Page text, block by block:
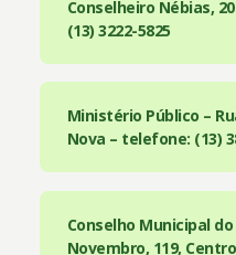
Conselheiro Nébias,
(13) 3222-5825
Ministério Público –
Nova – telefone: (13)
Conselho Municipal do
Novembro, 119,